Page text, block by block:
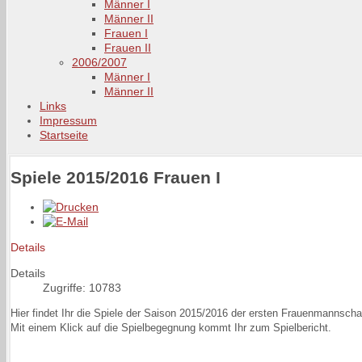
Männer I
Männer II
Frauen I
Frauen II
2006/2007
Männer I
Männer II
Links
Impressum
Startseite
Spiele 2015/2016 Frauen I
Details
Details
Zugriffe: 10783
Hier findet Ihr die Spiele der Saison 2015/2016 der ersten
Mit einem Klick auf die Spielbegegnung kommt Ihr zum Spielbericht.